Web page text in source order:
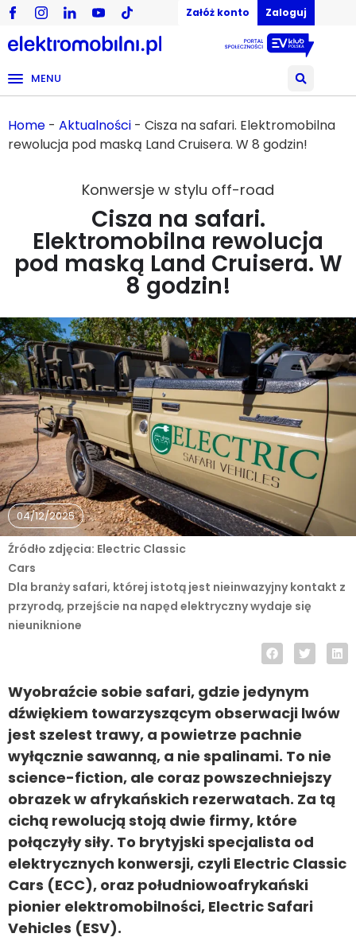
Załóż konto Zaloguj
MENU
Home - Aktualności - Cisza na safari. Elektromobilna
rewolucja pod maską Land Cruisera. W 8 godzin!
Konwersje w stylu off-road
Cisza na safari.
Elektromobilna rewolucja
pod maską Land Cruisera. W
8 godzin!
04/12/2025
Dla branży safari, której istotą jest nieinwazyjny kontakt z
przyrodą, przejście na napęd elektryczny wydaje się
nieuniknione
Źródło zdjęcia: Electric Classic
Cars
Wyobraźcie sobie safari, gdzie jedynym
dźwiękiem towarzyszącym obserwacji lwów
jest szelest trawy, a powietrze pachnie
wyłącznie sawanną, a nie spalinami. To nie
science-fiction, ale coraz powszechniejszy
obrazek w afrykańskich rezerwatach. Za tą
cichą rewolucją stoją dwie firmy, które
połączyły siły. To brytyjski specjalista od
elektrycznych konwersji, czyli Electric Classic
Cars (ECC), oraz południowoafrykański
pionier elektromobilności, Electric Safari
Vehicles (ESV).